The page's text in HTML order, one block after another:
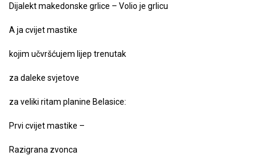
Dijalekt makedonske grlice – Volio je grlicu
A ja cvijet mastike
kojim učvršćujem lijep trenutak
za daleke svjetove
za veliki ritam planine Belasice:
Prvi cvijet mastike –
Razigrana zvonca